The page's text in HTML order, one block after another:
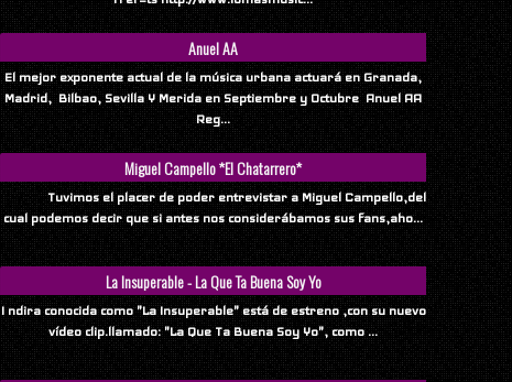
Anuel AA
El mejor exponente actual de la música urbana actuará en Granada,
Madrid, Bilbao, Sevilla Y Merida en Septiembre y Octubre Anuel AA
Reg...
Miguel Campello *El Chatarrero*
Tuvimos el placer de poder entrevistar a Miguel Campello,del
cual podemos decir que si antes nos considerábamos sus fans,aho...
La Insuperable - La Que Ta Buena Soy Yo
I ndira conocida como "La Insuperable" está de estreno ,con su nuevo
vídeo clip.llamado: "La Que Ta Buena Soy Yo", como ...